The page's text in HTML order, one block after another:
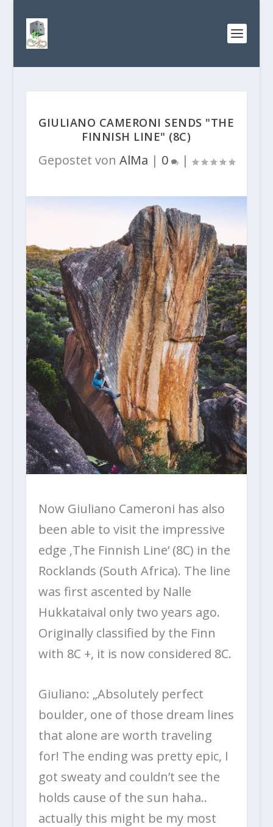
GIULIANO CAMERONI SENDS "THE
FINNISH LINE" (8C)
Gepostet von AlMa | 0 |
Now Giuliano Cameroni has also
been able to visit the impressive
edge ‚The Finnish Line‘ (8C) in the
Rocklands (South Africa). The line
was first ascented by Nalle
Hukkataival only two years ago.
Originally classified by the Finn
with 8C +, it is now considered 8C.
Giuliano: „Absolutely perfect
boulder, one of those dream lines
that alone are worth traveling
for! The ending was pretty epic, I
got sweaty and couldn’t see the
holds cause of the sun haha..
actually this might be my most